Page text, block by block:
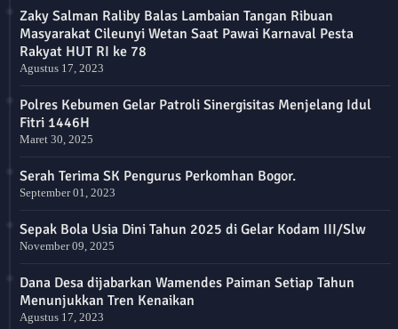
Zaky Salman Raliby Balas Lambaian Tangan Ribuan
Masyarakat Cileunyi Wetan Saat Pawai Karnaval Pesta
Rakyat HUT RI ke 78
Agustus 17, 2023
Polres Kebumen Gelar Patroli Sinergisitas Menjelang Idul
Fitri 1446H
Maret 30, 2025
Serah Terima SK Pengurus Perkomhan Bogor.
September 01, 2023
Sepak Bola Usia Dini Tahun 2025 di Gelar Kodam III/Slw
November 09, 2025
Dana Desa dijabarkan Wamendes Paiman Setiap Tahun
Menunjukkan Tren Kenaikan
Agustus 17, 2023